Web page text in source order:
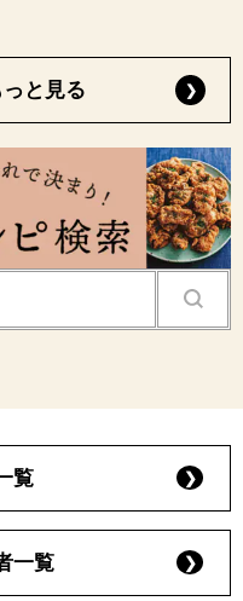
と見る
覧
一覧